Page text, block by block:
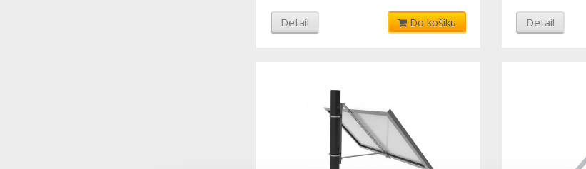
Detail Do košíku Detail